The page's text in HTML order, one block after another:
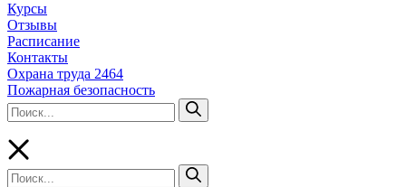
Курсы
Отзывы
Расписание
Контакты
Охрана труда 2464
Пожарная безопасность